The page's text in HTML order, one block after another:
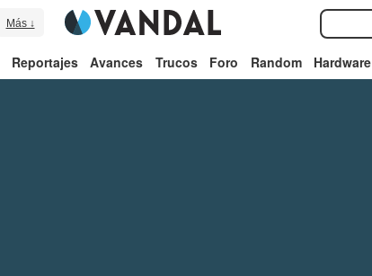
Más ↓
Reportajes Avances Trucos Foro Random Hardware